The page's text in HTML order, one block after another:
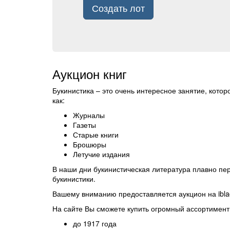
Создать лот
Аукцион книг
Букинистика – это очень интересное занятие,
как:
Журналы
Газеты
Старые книги
Брошюры
Летучие издания
В наши дни букинистическая литература плавно
букинистики.
Вашему вниманию предоставляется аукцион на
На сайте Вы сможете купить огромный
до 1917 года